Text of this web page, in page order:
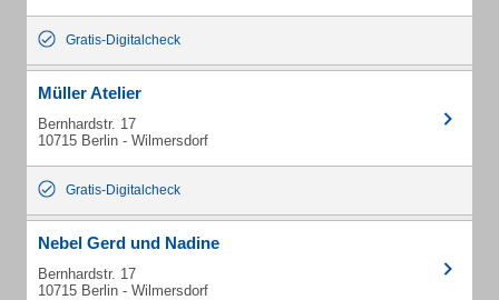
Gratis-Digitalcheck
Müller Atelier
Bernhardstr. 17
10715 Berlin - Wilmersdorf
Gratis-Digitalcheck
Nebel Gerd und Nadine
Bernhardstr. 17
10715 Berlin - Wilmersdorf